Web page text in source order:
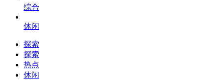
综合
休闲
探索
探索
热点
休闲